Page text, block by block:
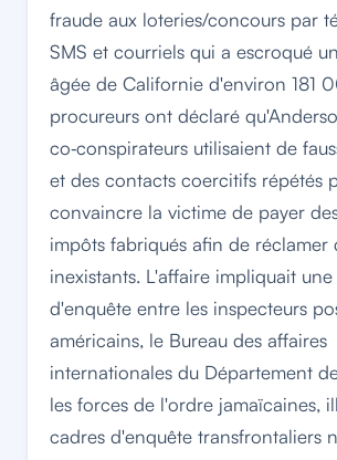
fraude aux loteries/concours par
SMS et courriels qui a escroqué
âgée de Californie d'environ 181
procureurs ont déclaré
co‑conspirateurs utilisaient de
et des contacts coercitifs répétés
convaincre la victime de payer
impôts fabriqués afin de réclamer
inexistants. L'affaire impliquait
d'enquête entre les inspecteurs
américains, le Bureau des affaires
internationales du Département
les forces de l'ordre jamaïcaines,
cadres d'enquête transfrontaliers